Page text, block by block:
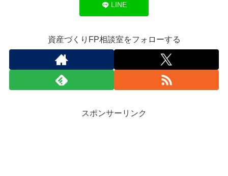
LINE
資産づくりFP相談室をフォローする
スポンサーリンク